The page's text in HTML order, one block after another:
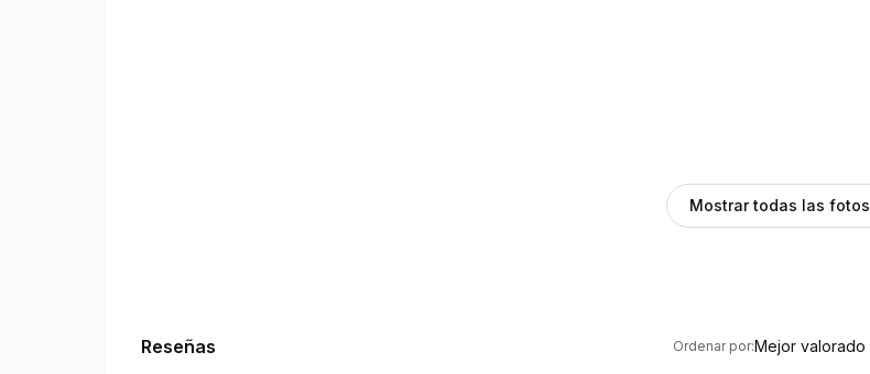
Mostrar todas las fotos
Reseñas
Mejor valorado
Ordenar por:Mejor valorado